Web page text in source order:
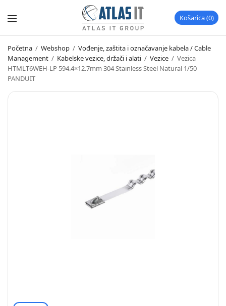
Košarica 0
Početna / Webshop / Vođenje, zaštita i označavanje kabela / Cable
Management / Kabelske vezice, držači i alati / Vezice / Vezica
HTMLT6WEH-LP 594.4×12.7mm 304 Stainless Steel Natural 1/50
PANDUIT